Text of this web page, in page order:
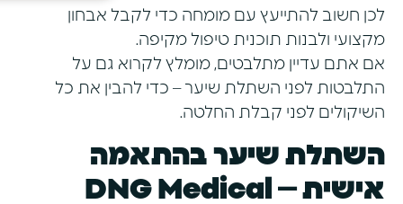
לכן חשוב להתייעץ עם מומחה כדי לקבל אבחון
מקצועי ולבנות תוכנית טיפול מקיפה.
אם אתם עדיין מתלבטים, מומלץ לקרוא גם על
התלבטות לפני השתלת שיער – כדי להבין את כל
השיקולים לפני קבלת החלטה.
השתלת שיער בהתאמה
אישית – DNG Medical